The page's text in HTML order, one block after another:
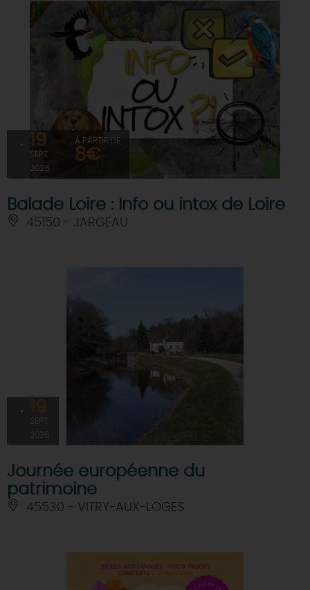
19
SEPT
2026
À PARTIR DE
8€
Balade Loire : Info ou intox de Loire
45150 - JARGEAU
19
SEPT
2026
Journée européenne du
patrimoine
45530 - VITRY-AUX-LOGES